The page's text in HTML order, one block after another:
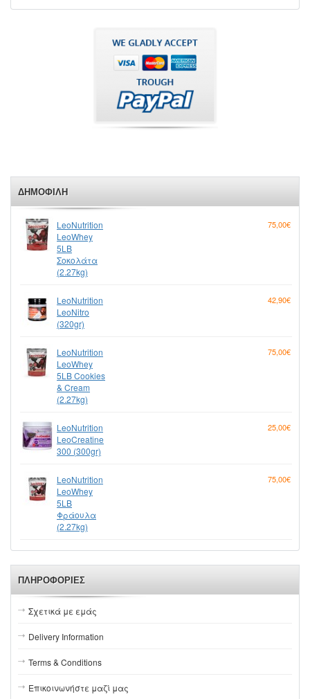
ΔΗΜΟΦΙΛΉ
LeoNutrition
LeoWhey
5LB
Σοκολάτα
(2.27kg)
75,00€
LeoNutrition
LeoNitro
(320gr)
42,90€
LeoNutrition
LeoWhey
5LB Cookies
& Cream
(2.27kg)
75,00€
LeoNutrition
LeoCreatine
300 (300gr)
25,00€
LeoNutrition
LeoWhey
5LB
Φράουλα
(2.27kg)
75,00€
ΠΛΗΡΟΦΟΡΊΕΣ
Σχετικά με εμάς
Delivery Information
Terms & Conditions
Επικοινωνήστε μαζί μας